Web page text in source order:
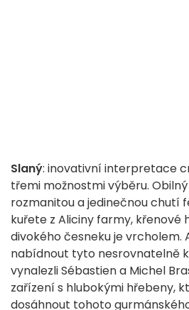
Slaný: inovativní interpretace
třemi možnostmi výběru.
rozmanitou a jedinečnou chutí
kuřete z Aliciny farmy, křenové
divokého česneku je vrcholem.
nabídnout tyto nesrovnatelně
vynalezli Sébastien a Michel
zařízení s hlubokými hřebeny,
dosáhnout tohoto